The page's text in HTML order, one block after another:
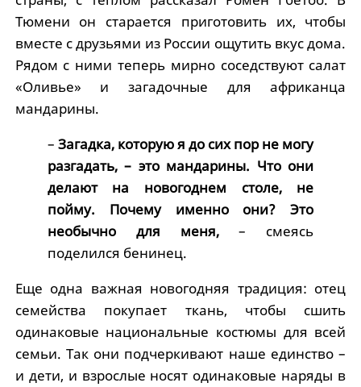
Тюмени он старается приготовить их, чтобы
вместе с друзьями из России ощутить вкус дома.
Рядом с ними теперь мирно соседствуют салат
«Оливье» и загадочные для африканца
мандарины.
– Загадка, которую я до сих пор не могу
разгадать, – это мандарины. Что они
делают на новогоднем столе, не
пойму. Почему именно они? Это
необычно для меня,– смеясь
поделился бенинец.
Еще одна важная новогодняя традиция: отец
семейства покупает ткань, чтобы сшить
одинаковые национальные костюмы для всей
семьи. Так они подчеркивают наше единство –
и дети, и взрослые носят одинаковые наряды в